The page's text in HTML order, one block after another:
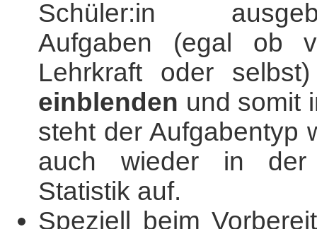
Schüler:in
Aufgaben (egal ob
Lehrkraft oder
einblenden und somit
steht der Aufgabentyp
auch wieder in der
Statistik auf.
Speziell beim